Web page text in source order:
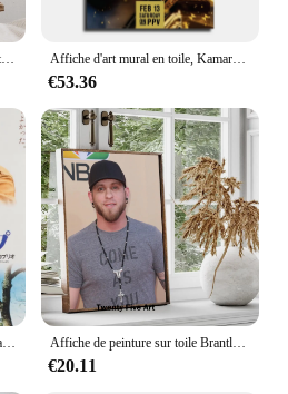
Affiche décorative Brantley Gilbert, peinture sur toile, art mural, salon, chambre à coucher Affiche d'art mural en toile, Kamaru Usman Vs. William burn Fight MMA, affiches de décoration de chambre de famille moderne
€53.36
Affiche en soie imprimée du film japonais "what's eat william pig", 24x36 pouces, 1993 Affiche de peinture sur toile Brantley Gilbert, impressions d'art mural, affiche pour salon familial moderne, décoration d'intérieur
€20.11